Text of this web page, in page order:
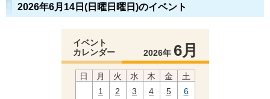
2026年6月14日(日曜日曜日)のイベント
イベント
カレンダー
2026年 6月
日 月 火 水 木 金
土
1
2 3 4 5
6